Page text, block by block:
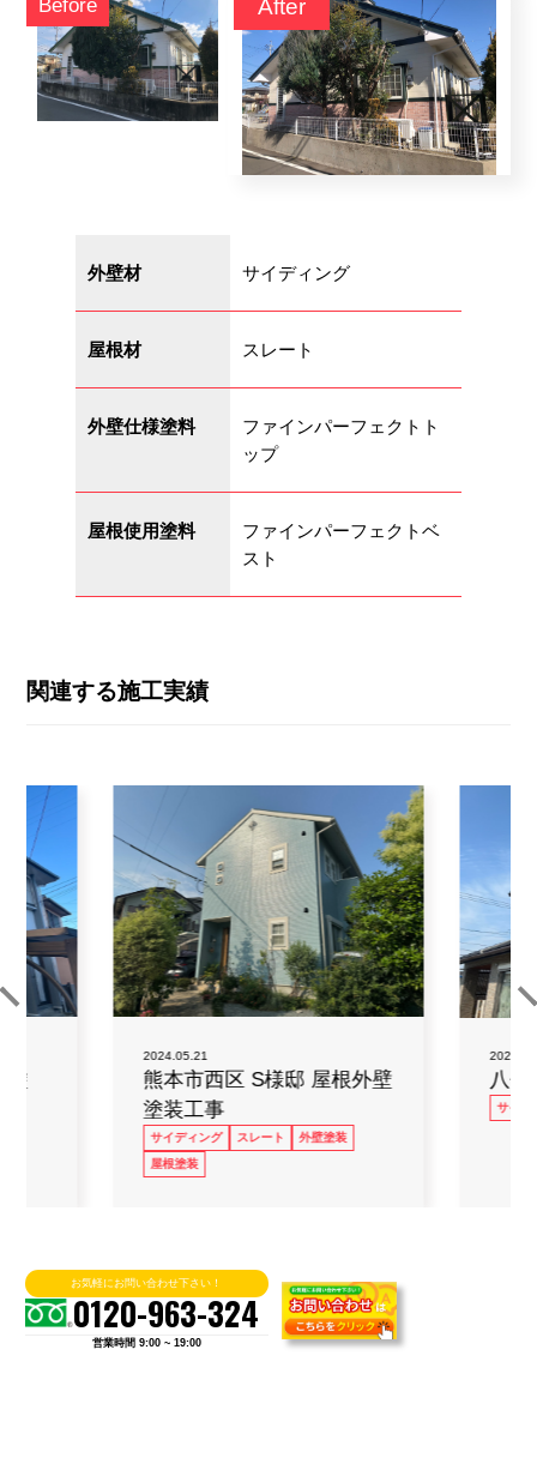
ブログ
お気軽にお問い合わせ下さい！
0120-963-324
外壁材 サイディング
屋根材 スレート
外壁仕様塗料
ファインパーフェクトト
ップ
屋根使用塗料
ファインパーフェクトベ
スト
関連する施工実績
塗
2024.05.21
熊本市西区 S様邸 屋根外壁
塗装工事
サイディング スレート
外壁塗装
屋根塗装
八
サイデ
施工実績をもっと見る
お気軽にお問い合わせ下さい！
0120-963-324
営業時間 9:00 ~ 19:00